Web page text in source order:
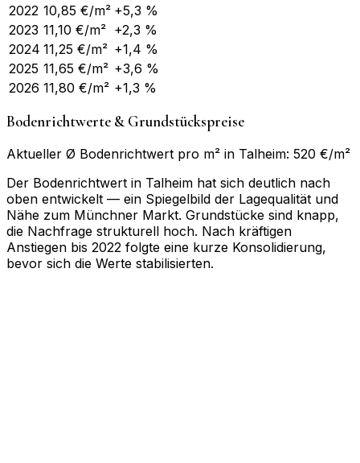
2022 10,85 €/m² +5,3 %
2023 11,10 €/m² +2,3 %
2024 11,25 €/m² +1,4 %
2025 11,65 €/m² +3,6 %
2026 11,80 €/m² +1,3 %
Bodenrichtwerte & Grundstückspreise
Aktueller Ø Bodenrichtwert pro m² in Talheim: 520 €/m²
Der Bodenrichtwert in Talheim hat sich deutlich nach
oben entwickelt — ein Spiegelbild der Lagequalität und
Nähe zum Münchner Markt. Grundstücke sind knapp,
die Nachfrage strukturell hoch. Nach kräftigen
Anstiegen bis 2022 folgte eine kurze Konsolidierung,
bevor sich die Werte stabilisierten.